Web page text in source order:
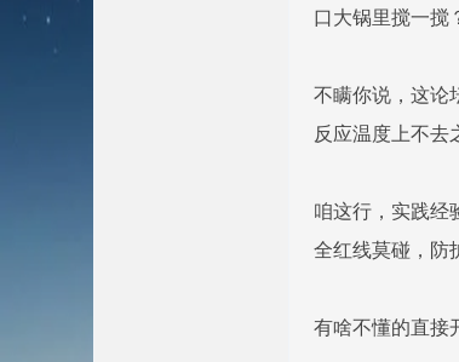
口大锅里搅一搅
不瞒你说，这论
反应温度上不去
咱这行，实践经
全红线莫碰，防
有啥不懂的直接